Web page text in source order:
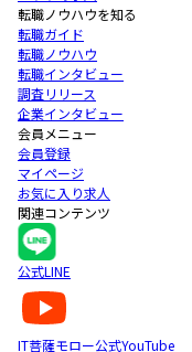
転職ノウハウを知る
転職ガイド
転職ノウハウ
転職インタビュー
調査リリース
企業インタビュー
会員メニュー
会員登録
マイページ
お気に入り求人
関連コンテンツ
公式LINE
IT菩薩モロー公式YouTube